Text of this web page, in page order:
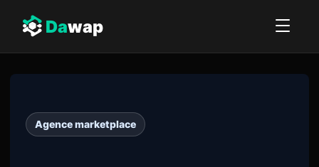
Dawap
Agence marketplace